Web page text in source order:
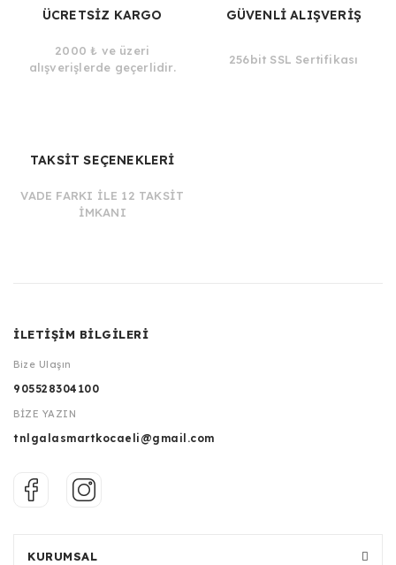
ÜCRETSİZ KARGO
2000 ₺ ve üzeri
alışverişlerde geçerlidir.
GÜVENLİ ALIŞVERİŞ
256bit SSL Sertifikası
TAKSİT SEÇENEKLERİ
VADE FARKI İLE 12 TAKSİT
İMKANI
İLETİŞİM BİLGİLERİ
Bize Ulaşın
905528304100
BİZE YAZIN
tnlgalasmartkocaeli@gmail.com
KURUMSAL